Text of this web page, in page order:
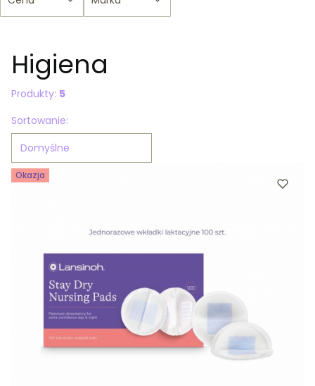
Higiena
Produkty: 5
Lista produktów
Sortowanie:
Domyślne
Okazja